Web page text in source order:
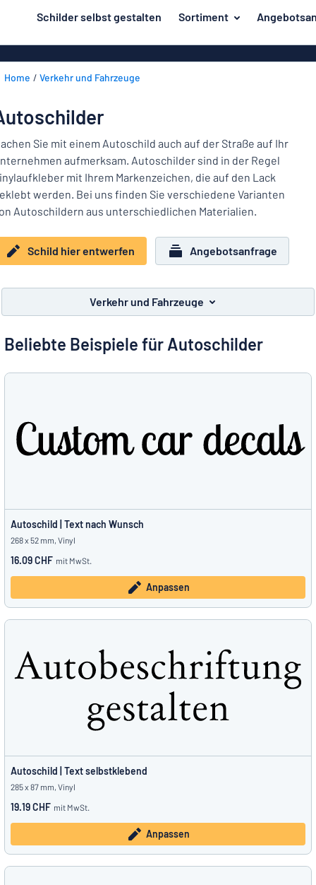
springen
Schilder selbst gestalten Sortiment
Material
Branche
Haus und Heim
Büro und Arbeitsplatz
Verkehr und Fahrzeuge
Namensschilder
Alle Kategorien anzeigen
Unsere
Bestseller
Herstellung
Material
Haus
und
und
Alle Kategorien anzeigen
Kundenservice
Privat / Firma
zum
entwerfen
Home Verkehr und Fahrzeuge
Sie mit einem Autoschild auch auf der Straße auf Ihr
aufmerksam. Autoschilder sind in der Regel
mit Ihrem Markenzeichen, die auf den Lack
werden. Bei uns finden Sie verschiedene Varianten
Autoschildern aus unterschiedlichen Materialien.
Schild hier entwerfen Angebotsanfrage
Verkehr und Fahrzeuge
Beliebte Beispiele für Autoschilder
Autoschild | Text nach Wunsch
268 x 52 mm, Vinyl
16.09 CHF mit MwSt.
Anpassen
Autoschild | Text selbstklebend
285 x 87 mm, Vinyl
19.19 CHF mit MwSt.
Anpassen